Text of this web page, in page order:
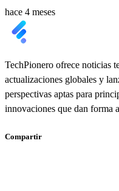
hace 4 meses
TechPionero ofrece noticias
actualizaciones globales y
perspectivas aptas para
innovaciones que dan forma
Compartir